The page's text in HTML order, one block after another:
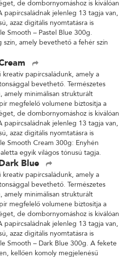
de dombornyomáshoz is kiválóan
papírcsaládnak jelenleg 13 tagja van,
azaz digitális nyomtatásra is
Smooth – Pastel Blue 300g.
amely bevethető a fehér szín
papírcsaládunk, amely a
bevethető. Természetes
amely minimálisan strukturált
megfelelő volumene biztosítja a
de dombornyomáshoz is kiválóan
papírcsaládnak jelenleg 13 tagja van,
azaz digitális nyomtatásra is
Smooth Cream 300g: Enyhén
egyik világos tónusú tagja.
Blue
papírcsaládunk, amely a
bevethető. Természetes
amely minimálisan strukturált
megfelelő volumene biztosítja a
de dombornyomáshoz is kiválóan
papírcsaládnak jelenleg 13 tagja van,
azaz digitális nyomtatásra is
Smooth – Dark Blue 300g. A fekete
kellően komoly megjelenésű